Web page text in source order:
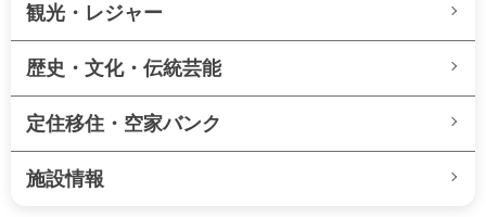
観光・レジャー
歴史・文化・伝統芸能
定住移住・空家バンク
施設情報